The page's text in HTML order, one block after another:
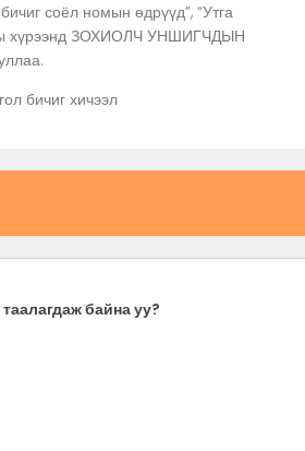
соёл номын өдрүүд”, “Утга
хүрээнд ЗОХИОЛЧ УНШИГЧДЫН
бичиг хичээл
байна уу?